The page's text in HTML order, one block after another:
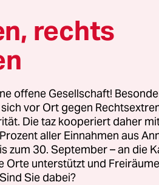
G7 berufen. Die
wurde
ich nicht von Olaf
lebt – bisher hatte
verfolgt. Die
ihrer
rechts
offene Gesellschaft!
vor Ort gegen
Die taz kooperiert daher
aller Einnahmen aus
zum 30. September – an die
Orte unterstützt und
Sie dabei?